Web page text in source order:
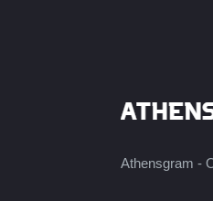
Athensgram -